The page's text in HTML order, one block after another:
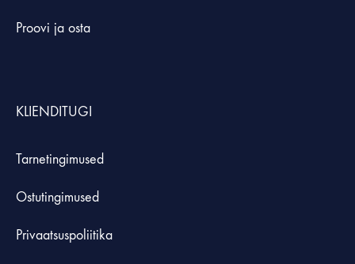
Proovi ja osta
KLIENDITUGI
Tarnetingimused
Ostutingimused
Privaatsuspoliitika